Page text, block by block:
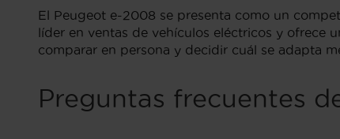
El Peugeot e-2008 se presenta como un
líder en ventas de vehículos eléctricos y ofrece
comparar en persona y decidir cuál se adapta
Preguntas frecuentes